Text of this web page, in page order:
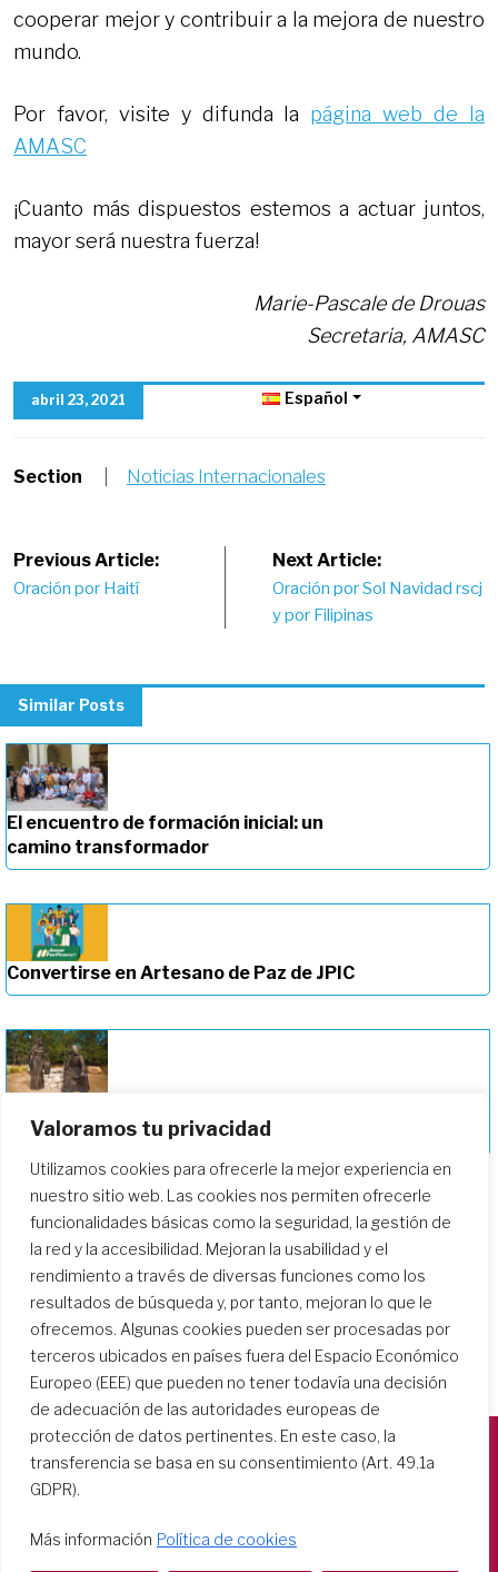
Valoramos tu privacidad
Utilizamos cookies para ofrecerle la mejor experiencia en
nuestro sitio web. Las cookies nos permiten ofrecerle
funcionalidades básicas como la seguridad, la gestión de
la red y la accesibilidad. Mejoran la usabilidad y el
rendimiento a través de diversas funciones como los
resultados de búsqueda y, por tanto, mejoran lo que le
ofrecemos. Algunas cookies pueden ser procesadas por
terceros ubicados en países fuera del Espacio Económico
Europeo (EEE) que pueden no tener todavía una decisión
de adecuación de las autoridades europeas de
protección de datos pertinentes. En este caso, la
transferencia se basa en su consentimiento (Art. 49.1a
GDPR).
Más información Política de cookies
cooperar mejor y contribuir a la mejora de nuestro
mundo.
Por favor, visite y difunda la página web de la
AMASC
¡Cuanto más dispuestos estemos a actuar juntos,
mayor será nuestra fuerza!
Marie-Pascale de Drouas
Secretaria, AMASC
abril 23, 2021 Español
Section Noticias Internacionales
Post
navigation
Previous Article:
Oración por Haití
Next Article:
Oración por Sol Navidad rscj
y por Filipinas
Similar Posts
El encuentro de formación inicial: un
camino transformador
Convertirse en Artesano de Paz de JPIC
formación
Via Tarquinio Vipera, 16 - 00152 Roma